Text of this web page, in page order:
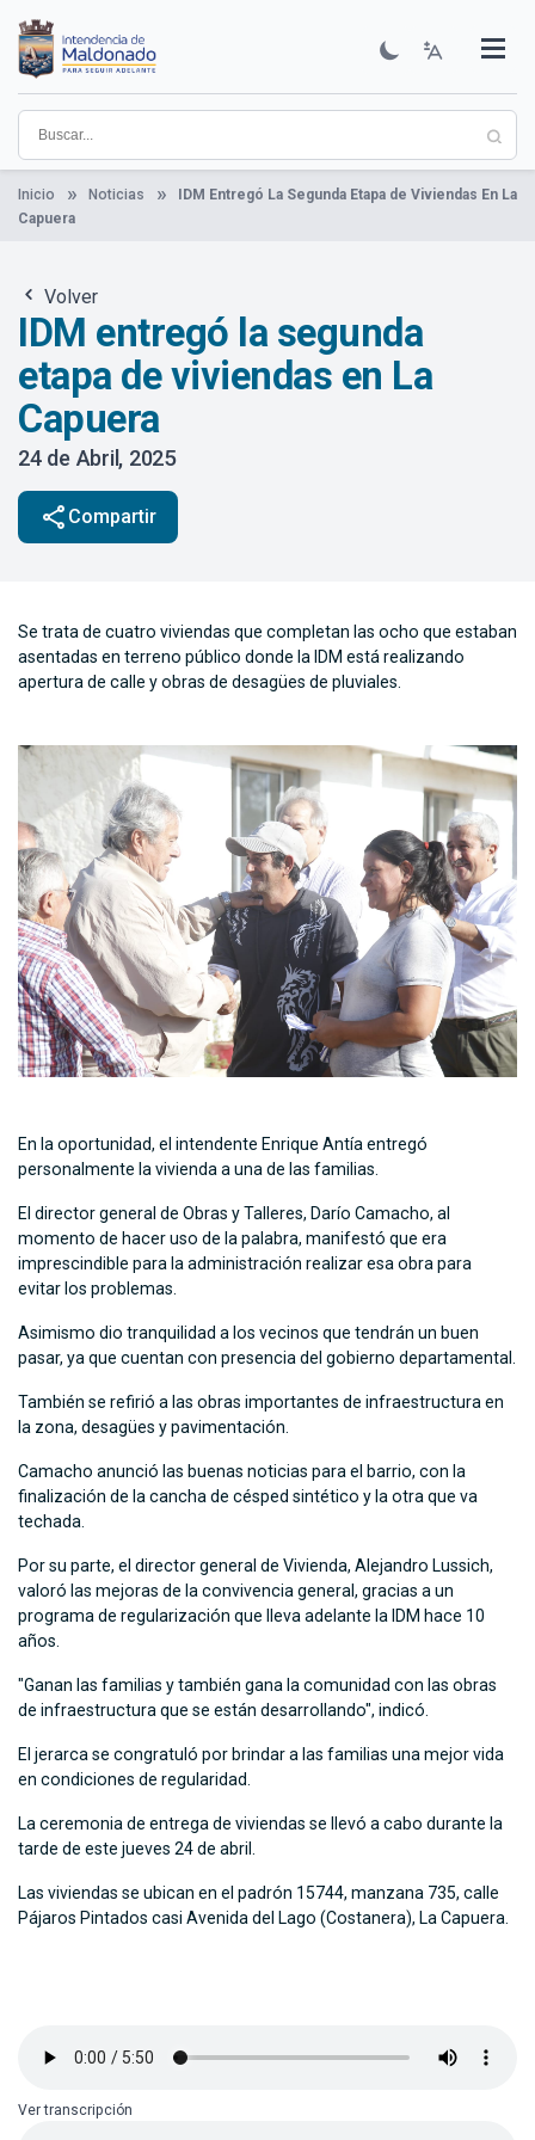
contenido
principal
Institucional
Municipios
Descubre Maldonado
Comunicación
Servicios
Guía De Trámites
Ver Noticias
Inicio Noticias
IDM Entregó La Segunda Etapa de Viviendas En La
Capuera
Volver
IDM entregó la segunda
etapa de viviendas en La
Capuera
24 de Abril, 2025
share Compartir
Se trata de cuatro viviendas que completan las ocho que estaban
asentadas en terreno público donde la IDM está realizando
apertura de calle y obras de desagües de pluviales.
En la oportunidad, el intendente Enrique Antía entregó
personalmente la vivienda a una de las familias.
El director general de Obras y Talleres, Darío Camacho, al
momento de hacer uso de la palabra, manifestó que era
imprescindible para la administración realizar esa obra para
evitar los problemas.
Asimismo dio tranquilidad a los vecinos que tendrán un buen
pasar, ya que cuentan con presencia del gobierno departamental.
También se refirió a las obras importantes de infraestructura en
la zona, desagües y pavimentación.
Camacho anunció las buenas noticias para el barrio, con la
finalización de la cancha de césped sintético y la otra que va
techada.
Por su parte, el director general de Vivienda, Alejandro Lussich,
valoró las mejoras de la convivencia general, gracias a un
programa de regularización que lleva adelante la IDM hace 10
años.
"Ganan las familias y también gana la comunidad con las obras
de infraestructura que se están desarrollando", indicó.
El jerarca se congratuló por brindar a las familias una mejor vida
en condiciones de regularidad.
La ceremonia de entrega de viviendas se llevó a cabo durante la
tarde de este jueves 24 de abril.
Las viviendas se ubican en el padrón 15744, manzana 735, calle
Pájaros Pintados casi Avenida del Lago (Costanera), La Capuera.
Ver transcripción